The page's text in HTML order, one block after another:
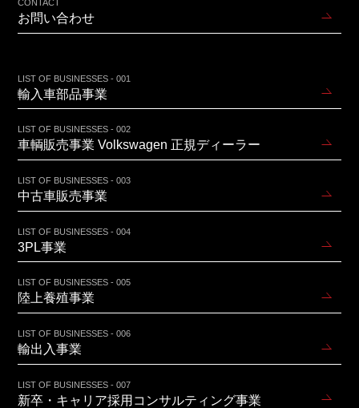
CONTACT
お問い合わせ
LIST OF BUSINESSES - 001
輸入車部品事業
LIST OF BUSINESSES - 002
車輌販売事業 Volkswagen 正規ディーラー
LIST OF BUSINESSES - 003
中古車販売事業
LIST OF BUSINESSES - 004
3PL事業
LIST OF BUSINESSES - 005
陸上養殖事業
LIST OF BUSINESSES - 006
輸出入事業
LIST OF BUSINESSES - 007
新卒・キャリア採用コンサルティング事業